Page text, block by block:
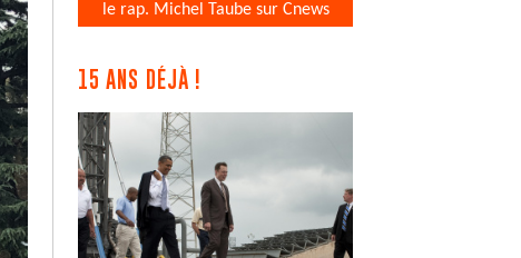
le rap. Michel Taube sur Cnews
15 ANS DÉJÀ !